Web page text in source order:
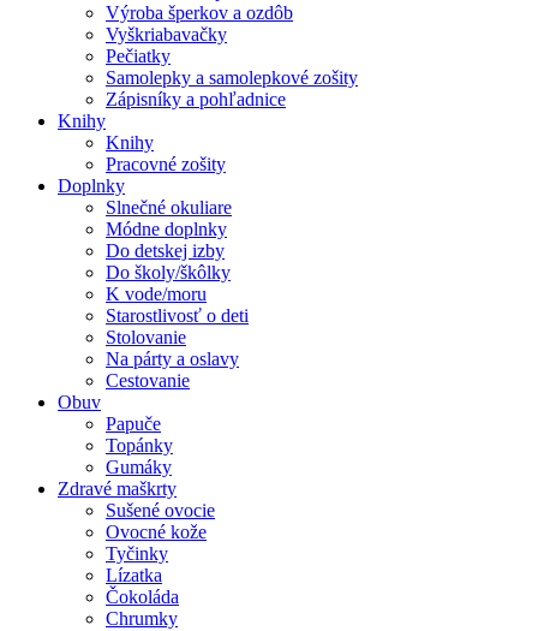
Výroba šperkov a ozdôb
Vyškriabavačky
Pečiatky
Samolepky a samolepkové zošity
Zápisníky a pohľadnice
Knihy
Knihy
Pracovné zošity
Doplnky
Slnečné okuliare
Módne doplnky
Do detskej izby
Do školy/škôlky
K vode/moru
Starostlivosť o deti
Stolovanie
Na párty a oslavy
Cestovanie
Obuv
Papuče
Topánky
Gumáky
Zdravé maškrty
Sušené ovocie
Ovocné kože
Tyčinky
Lízatka
Čokoláda
Chrumky